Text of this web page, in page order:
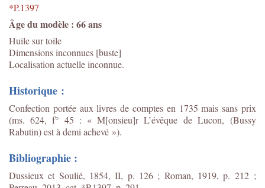
*P.1397
Âge du modèle : 66 ans
Huile sur toile
Dimensions inconnues [buste]
Localisation actuelle inconnue.
Historique :
Confection portée aux livres de comptes en 1735 mais sans prix
(ms. 624, f° 45 : « M[onsieu]r L’évêque de Lucon, (Bussy
Rabutin) est à demi achevé »).
Bibliographie :
Dussieux et Soulié, 1854, II, p. 126 ; Roman, 1919, p. 212 ;